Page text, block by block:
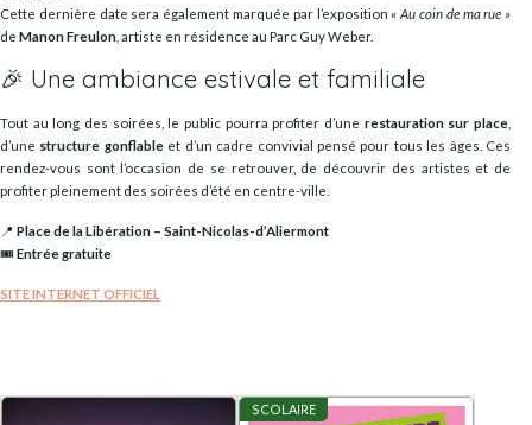
Cette dernière date sera également marquée par l’exposition « Au coin de ma rue »
de Manon Freulon , artiste en résidence au Parc Guy Weber.
🎉 Une ambiance estivale et familiale
Tout au long des soirées, le public pourra profiter d’une restauration sur place
d’une structure gonflableet d’un cadre convivial pensé pour tous les âges. Ces
rendez-vous sont l’occasion de se retrouver, de découvrir des artistes et de
profiter pleinement des soirées d’été en centre-ville.
📍 Place de la Libération – Saint-Nicolas-d’Aliermont
🎟️Entrée gratuite
SITE INTERNET OFFICIEL
SCOLAIRE